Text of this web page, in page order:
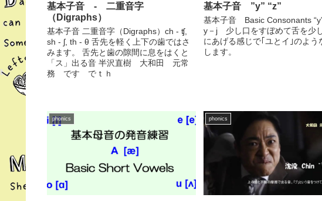
基本子音 - 二重音字
（Digraphs）
基本子音 二重音字（Digraphs）ch - ʧ,
sh - ʃ, th - θ 舌先を軽く上下の歯ではさ
みます。 舌先と歯の隙間に息をはくと
「ス」出る音 半沢直樹 大和田 元常
務 です でｔｈ
基本子音 ”y” “z”
基本子音 Basic Consonants
y－j 少し口をすぼめて舌を少
にあげる感じで｢ユとイ｣のよう
します。
phonics phonics